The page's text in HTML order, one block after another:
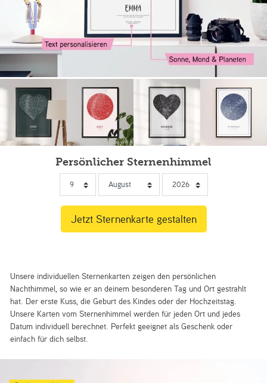
Persönlicher Sternenhimmel
Unsere individuellen Sternenkarten zeigen den persönlichen
Nachthimmel, so wie er an deinem besonderen Tag und Ort gestrahlt
hat. Der erste Kuss, die Geburt des Kindes oder der Hochzeitstag.
Unsere Karten vom Sternenhimmel werden für jeden Ort und jedes
Datum individuell berechnet. Perfekt geeignet als Geschenk oder
einfach für dich selbst.